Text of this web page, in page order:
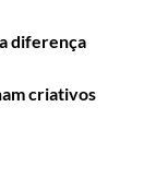
diferença
criativos